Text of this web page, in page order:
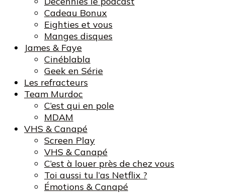
Cadeau Bonux
Eighties et vous
Manges disques
James & Faye
Cinéblabla
Geek en Série
Les refracteurs
Team Murdoc
C’est qui en pole
MDAM
VHS & Canapé
Screen Play
VHS & Canapé
C’est à louer près de chez vous
Toi aussi tu l’as Netflix ?
Émotions & Canapé